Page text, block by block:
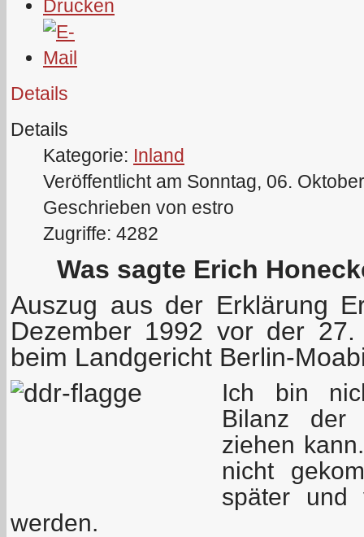
Details
Details
Kategorie: Inland
Veröffentlicht am Sonntag, 06.
Geschrieben von estro
Zugriffe: 4282
Was sagte Erich
Auszug aus der Erklärung
Dezember 1992 vor der
beim Landgericht Berlin-
Ich bin
Bilanz der
ziehen
nicht
später und
werden.